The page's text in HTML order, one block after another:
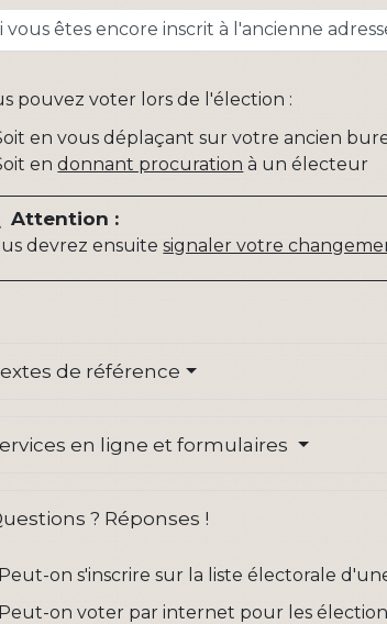
vous êtes encore inscrit à l'ancienne
pouvez voter lors de l'élection :
en vous déplaçant sur votre ancien
endonnant procuration à un électeur
Attention :
devrez ensuitesignaler votre
de référence
en ligne et formulaires
? Réponses !
Peut-on s'inscrire sur la liste électorale
Peut-on voter par internet pour les